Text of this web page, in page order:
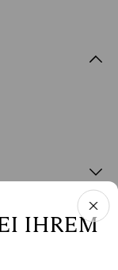
IHREM